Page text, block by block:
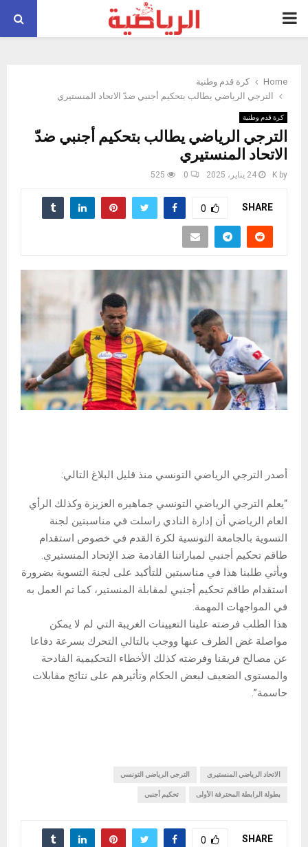
PRIMARY
Home
كرة قدم وطنية
الترجي الرياضي يطالب بتحكيم أجنبي ضدّ الاتحاد المنستيري
كرة قدم وطنية
الترجي الرياضي يطالب بتحكيم أجنبي ضدّ
الاتحاد المنستيري
by
K 24 يناير، 2025 0
525
SHARE
0
أصدر الترجي الرياضي التونسي منذ قليل البلاغ التالي:
“يعلم الترجي الرياضي التونسي جماهيره العزيزة وكذلك الرأي
العام الرياضي أن إدارة النادي راسلت في مناسبتين لجنة
التسوية بالجامعة التونسية لكرة القدم في خصوص استقدام
طاقم تحكيم أجنبي لمباراتنا القادمة ضد الإتحاد المنستيري.
ويأتي طلبنا هذا في مناسبتين للتأكيد على لجنة التسوية بضرورة
استقدام طاقم تحكيم أجنبي لمقابلة المنستير، كما تم العمل به
في المواجهات المهمة.
هذا الطلب فرضته علينا التعيينات الغريبة التي لم لا يمكن
مواصلة غض الطرف عنها ووجب بالتالي التحرك بسرعة دفاعا
عن مصالح فريقنا وفرضته كذلك الأخطاء التحكيمية الفادحة
والمستوى الضعيف لبعض الحكام وتأثيرهم على نتائج مقابلات
حاسمة”.
الاتحاد الرياضي المنستيري الترجي الرياضي التونسي
بطولة الرابطة المحترفة الأولى تحكيم أجنبي
SHARE
0